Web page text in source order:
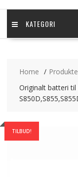
KATEGORI
Home
Originalt batteri til
TILBUD!